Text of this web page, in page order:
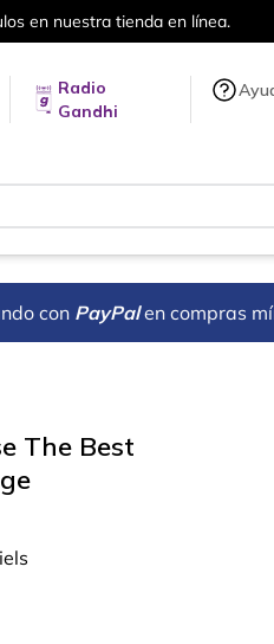
en nuestra tienda en línea.
Radio
Gandhi
con PayPal en compras
The Best